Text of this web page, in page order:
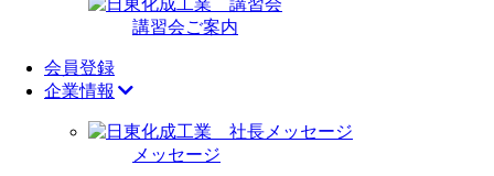
講習会ご案内
会員登録
企業情報
メッセージ